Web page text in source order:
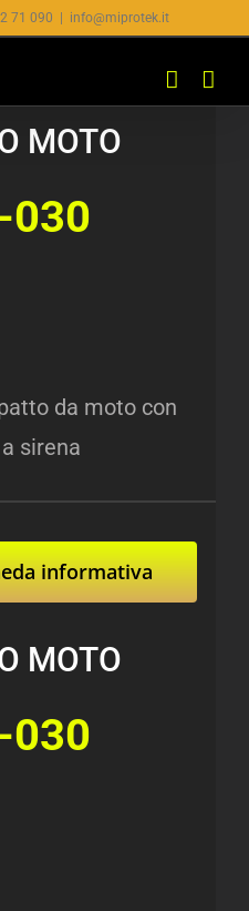
71 090 info@miprotek.it
MOTO
030
da moto con
sirena
informativa
MOTO
030